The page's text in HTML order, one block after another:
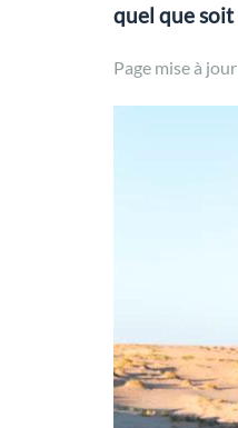
quel que
Page mise à